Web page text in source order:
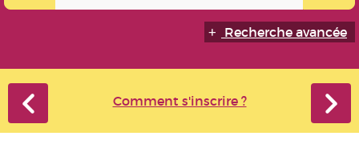
Recherche avancée
Comment s'inscrire ?